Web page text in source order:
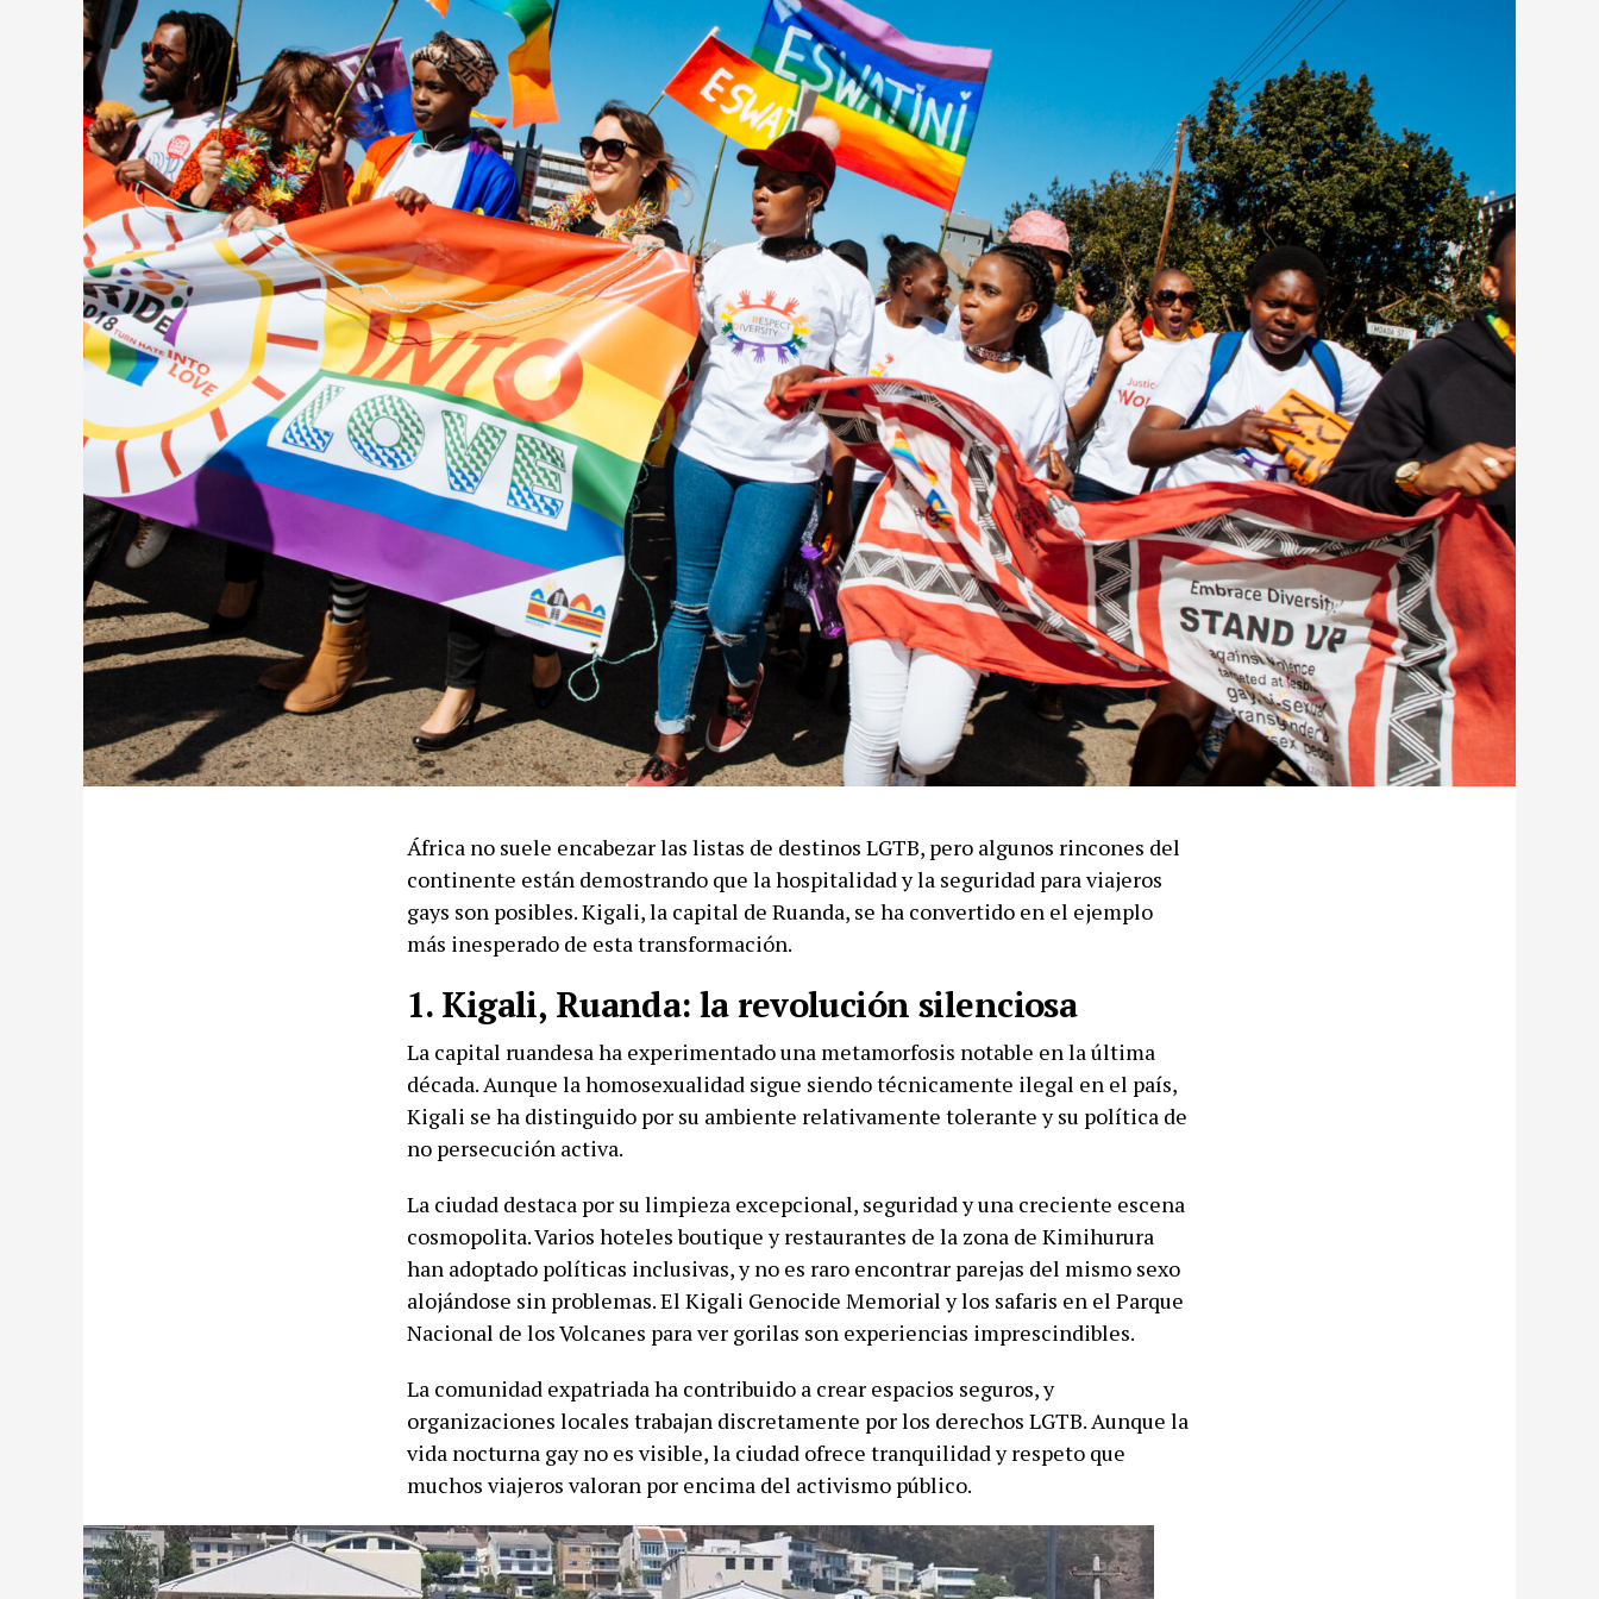
África no suele encabezar las listas de destinos LGTB, pero algunos rincones del
continente están demostrando que la hospitalidad y la seguridad para viajeros
gays son posibles. Kigali, la capital de Ruanda, se ha convertido en el ejemplo
más inesperado de esta transformación.
1. Kigali, Ruanda: la revolución silenciosa
La capital ruandesa ha experimentado una metamorfosis notable en la última
década. Aunque la homosexualidad sigue siendo técnicamente ilegal en el país,
Kigali se ha distinguido por su ambiente relativamente tolerante y su política de
no persecución activa.
La ciudad destaca por su limpieza excepcional, seguridad y una creciente escena
cosmopolita. Varios hoteles boutique y restaurantes de la zona de Kimihurura
han adoptado políticas inclusivas, y no es raro encontrar parejas del mismo sexo
alojándose sin problemas. El Kigali Genocide Memorial y los safaris en el Parque
Nacional de los Volcanes para ver gorilas son experiencias imprescindibles.
La comunidad expatriada ha contribuido a crear espacios seguros, y
organizaciones locales trabajan discretamente por los derechos LGTB. Aunque la
vida nocturna gay no es visible, la ciudad ofrece tranquilidad y respeto que
muchos viajeros valoran por encima del activismo público.